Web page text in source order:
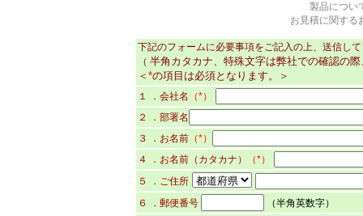
製品につい
お見積に関する
下記のフォームに必要事項をご記入の上、送信し
（ 半角カタカナ、特殊文字は弊社での確認の
＜ *の項目は必須となります。＞
１ ．会社名
（*）
２ ．部署名
３ ．お名前（*）
４ ．お名前（カタカナ）
（*）
５ ．ご住所
６ ．郵便番号
（半角英数字）